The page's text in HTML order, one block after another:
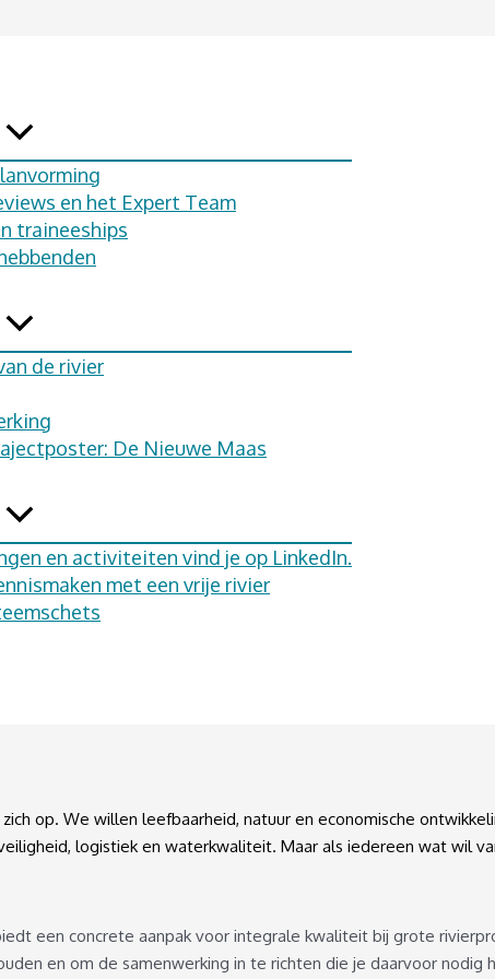
en het Expert Team
traineeships
de rivier
De Nieuwe Maas
en activiteiten vind je op LinkedIn.
met een vrije rivier
op. We willen leefbaarheid, natuur en economische
logistiek en waterkwaliteit. Maar als iedereen wat wil
een concrete aanpak voor integrale kwaliteit bij grote
en om de samenwerking in te richten die je daarvoor nodig